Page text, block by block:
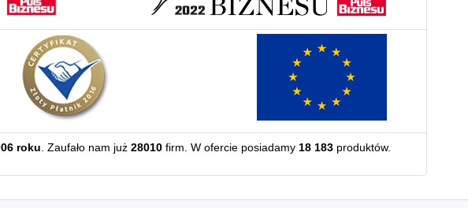
roku. Zaufało nam już 28010 firm. W ofercie posiadamy 18 183 produktów.